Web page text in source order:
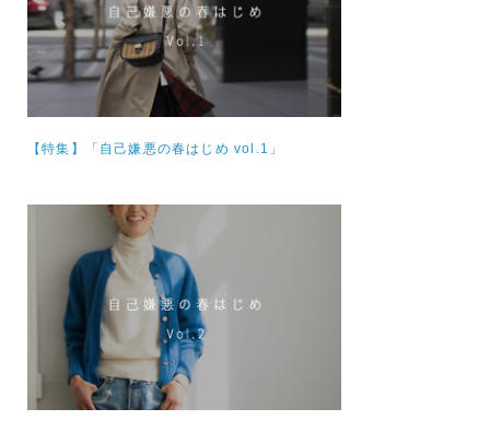
【特集】 「自己嫌悪の春はじめ vol.1」